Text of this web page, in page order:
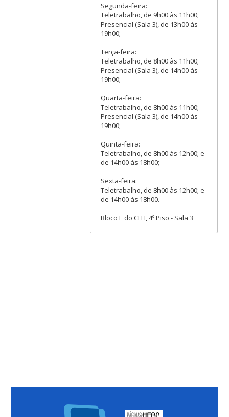
Segunda-feira:
Teletrabalho, de 9h00 às 11h00;
Presencial (Sala 3), de 13h00 às
19h00;
Terça-feira:
Teletrabalho, de 8h00 às 11h00;
Presencial (Sala 3), de 14h00 às
19h00;
Quarta-feira:
Teletrabalho, de 8h00 às 11h00;
Presencial (Sala 3), de 14h00 às
19h00;
Quinta-feira:
Teletrabalho, de 8h00 às 12h00; e
de 14h00 às 18h00;
Sexta-feira:
Teletrabalho, de 8h00 às 12h00; e
de 14h00 às 18h00.
Bloco E do CFH, 4º Piso - Sala 3